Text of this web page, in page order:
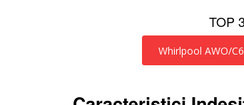
TOP
Whirlpool AWO/